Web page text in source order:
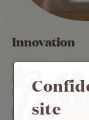
Innovation
L’amélioration
recherchons la
processus, nos
site